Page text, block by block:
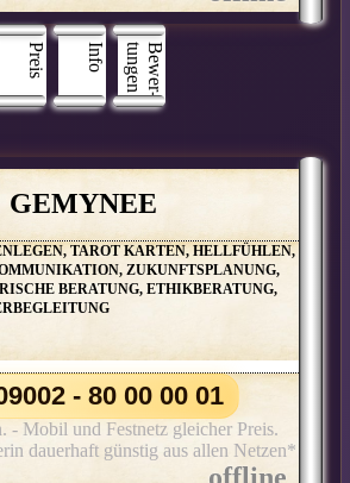
Preis Info B
e
w
e
r
­
t
u
n
g
e
n
GEMYNEE
TAROT KARTEN, HELLFÜHLEN,
ZUKUNFTSPLANUNG,
BERATUNG, ETHIKBERATUNG,
- 80 00 00 01
- Mobil und Festnetz gleicher Preis.
dauerhaft günstig aus allen Netzen*